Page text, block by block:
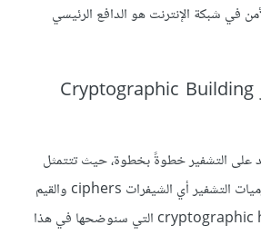
في شبكة الإنترنت هو الدافع الرئيسي
كتل بناء التشفير Cryptographic Building
على التشفير خطوةً بخطوة، حيث تتتمثل
الخطوة الأولى في خوارزميات التشفير أي الشيفرات ciphers والقيم
المُعمَّاة المشفَّرة cryptographic hashes التي سنوضحها في هذا